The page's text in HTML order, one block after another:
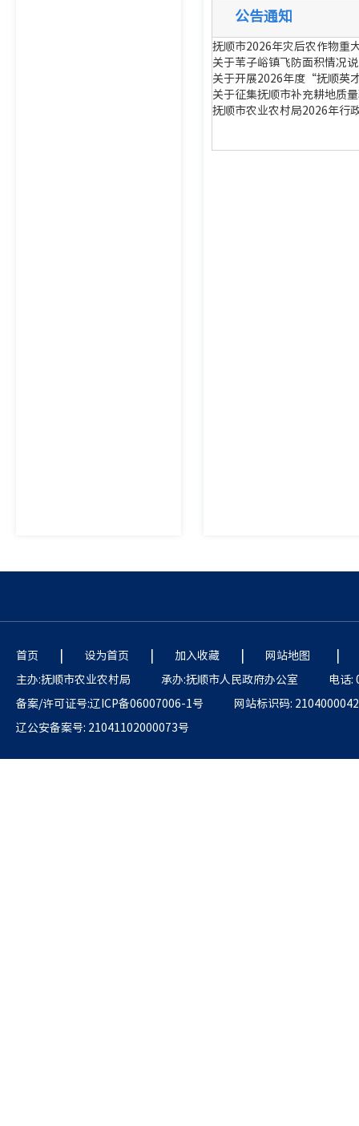
公告通知
抚顺市2026年灾后农作物重
关于苇子峪镇飞防面积情况
关于开展2026年度“抚顺英
关于征集抚顺市补充耕地质
抚顺市农业农村局2026年行
首页 | 设为首页 | 加入收藏 | 网站地图 |
主办:抚顺市农业农村局 承办:抚顺市人民政府办公室
电话:
备案/许可证号:辽ICP备06007006-1号
网站标识码: 2104000042
辽公安备案号: 21041102000073号